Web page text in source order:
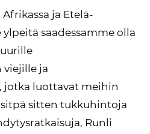
Afrikassa ja Etelä-
saadessamme olla
ja
jotka luottavat meihin
sitten tukkuhintoja
Runli